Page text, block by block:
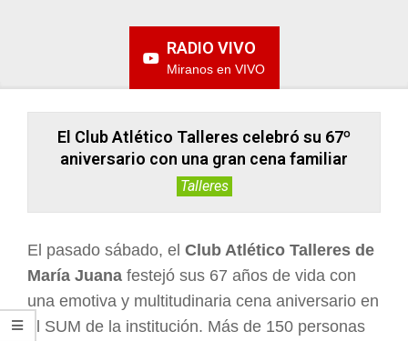
RADIO VIVO
Miranos en VIVO
El Club Atlético Talleres celebró su 67º
aniversario con una gran cena familiar
Talleres
El pasado sábado, el Club Atlético Talleres de
María Juana festejó sus 67 años de vida con
una emotiva y multitudinaria cena aniversario en
el SUM de la institución. Más de 150 personas